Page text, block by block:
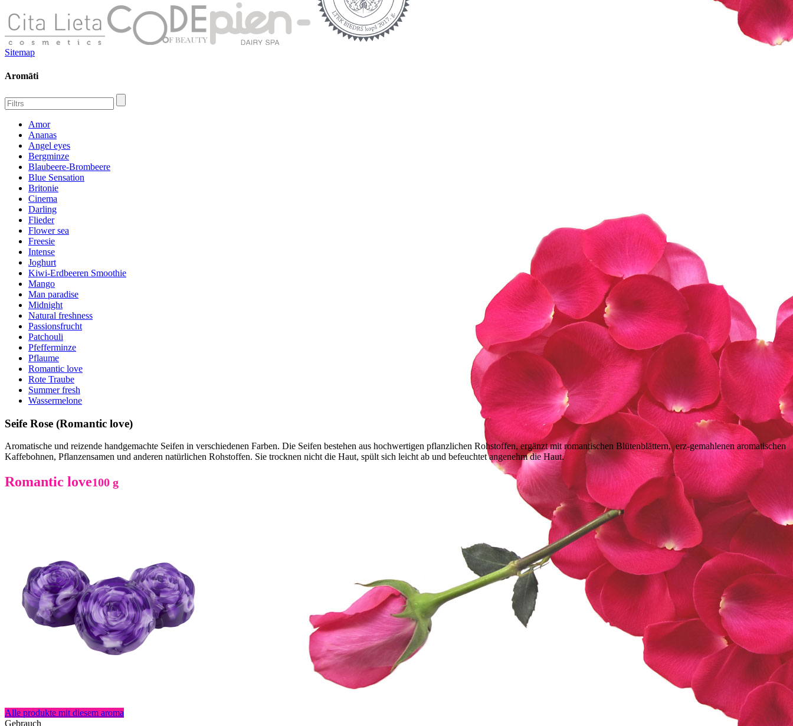
Sitemap
Aromāti
Amor
Ananas
Angel eyes
Bergminze
Blaubeere-Brombeere
Blue Sensation
Britonie
Cinema
Darling
Flieder
Flower sea
Freesie
Intense
Joghurt
Kiwi-Erdbeeren Smoothie
Mango
Man paradise
Midnight
Natural freshness
Passionsfrucht
Patchouli
Pfefferminze
Pflaume
Romantic love
Rote Traube
Summer fresh
Wassermelone
Seife Rose (Romantic love)
Aromatische und reizende handgemachte Seifen in verschiedenen Farben. Die Seifen bestehen aus hochwertigen pflanzlichen Rohstoffen, ergänzt mit romantischen Blütenblättern, erz-gemahlenen aromatischen
Kaffebohnen, Pflanzensamen und anderen natürlichen Rohstoffen. Sie trocknen nicht die Haut, spült sich leicht ab und befeuchtet angenehm die Haut.
Romantic love100 g
Alle produkte mit diesem aroma
Gebrauch